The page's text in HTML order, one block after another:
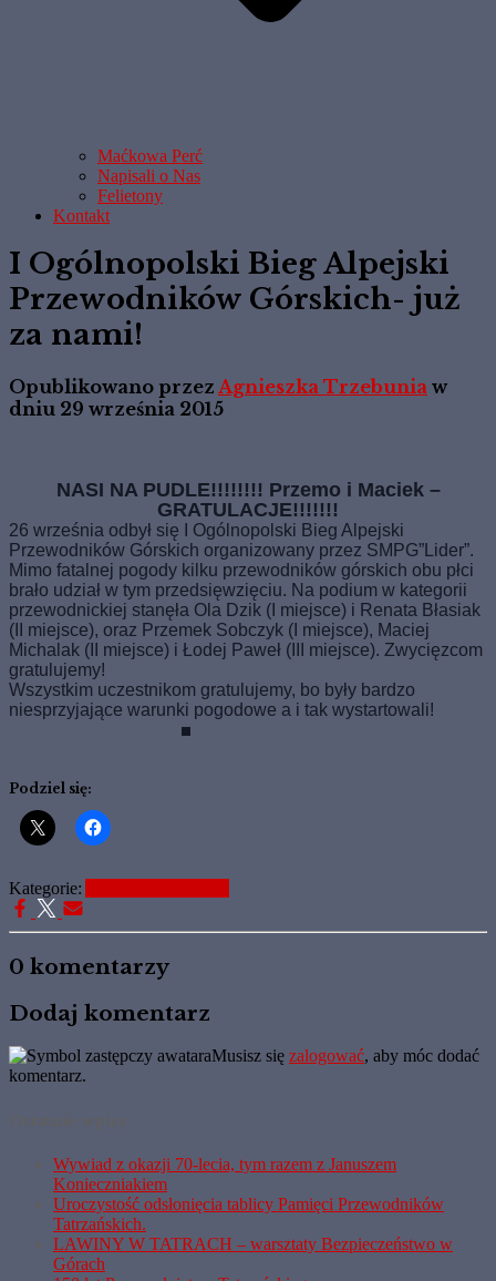
Maćkowa Perć
Napisali o Nas
Felietony
Kontakt
I Ogólnopolski Bieg Alpejski
Przewodników Górskich- już
za nami!
Opublikowano przez Agnieszka Trzebunia w
dniu 29 września 2015
NASI NA PUDLE!!!!!!!! Przemo i Maciek –
GRATULACJE!!!!!!!
26 września odbył się I Ogólnopolski Bieg Alpejski
Przewodników Górskich organizowany przez SMPG”Lider”.
Mimo fatalnej pogody kilku przewodników górskich obu płci
brało udział w tym przedsięwzięciu. Na podium w kategorii
przewodnickiej stanęła Ola Dzik (I miejsce) i Renata Błasiak
(II miejsce), oraz Przemek Sobczyk (I miejsce), Maciej
Michalak (II miejsce) i Łodej Paweł (III miejsce). Zwycięzcom
gratulujemy!
Wszystkim uczestnikom gratulujemy, bo były bardzo
niesprzyjające warunki pogodowe a i tak wystartowali!
Podziel się:
Kategorie:
0 komentarzy
Dodaj komentarz
Musisz się zalogować, aby móc dodać
komentarz.
Wywiad z okazji 70-lecia, tym razem z Januszem
Konieczniakiem
Uroczystość odsłonięcia tablicy Pamięci Przewodników
Tatrzańskich.
LAWINY W TATRACH – warsztaty Bezpieczeństwo w
Górach